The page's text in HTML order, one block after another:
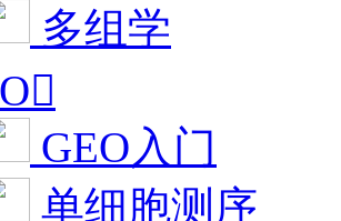
多组学

GEO入门
单细胞测序